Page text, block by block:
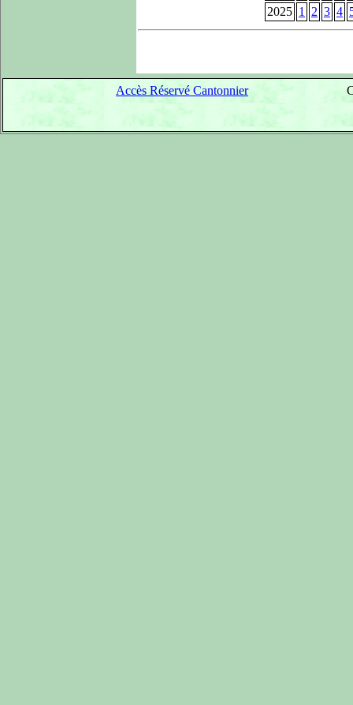
2025 1 2 3 4
Accès Réservé Cantonnier